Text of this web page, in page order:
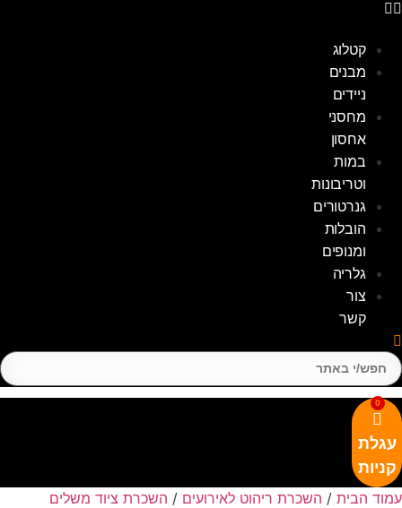
קטלוג
מבנים
ניידים
מחסני
אחסון
במות
וטריבונות
גנרטורים
הובלות
ומנופים
גלריה
צור
קשר
0
הבית/ השכרת ריהוט לאירועים/ השכרת ציוד משלים